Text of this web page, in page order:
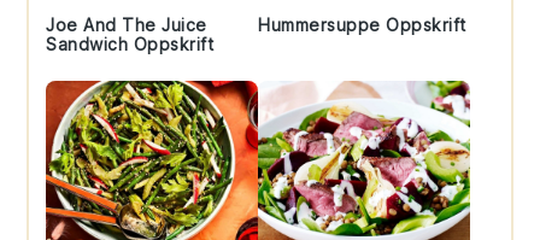
Joe And The Juice
Sandwich Oppskrift
Hummersuppe Oppskrift